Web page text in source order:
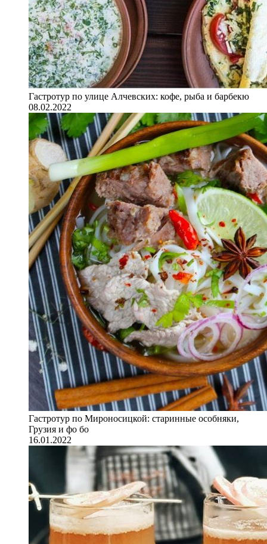
Гастротур по улице Алчевских: кофе, рыба и барбекю
08.02.2022
Гастротур по Мироносицкой: старинные особняки,
Грузия и фо бо
16.01.2022